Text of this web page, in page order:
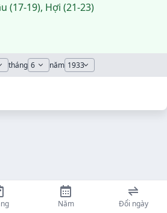
(17-19), Hợi (21-23)
tháng năm
Năm Đổi ngày